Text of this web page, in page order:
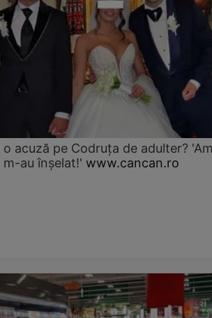
acuză pe Codruța de adulter?
au înșelat!' www.cancan.ro